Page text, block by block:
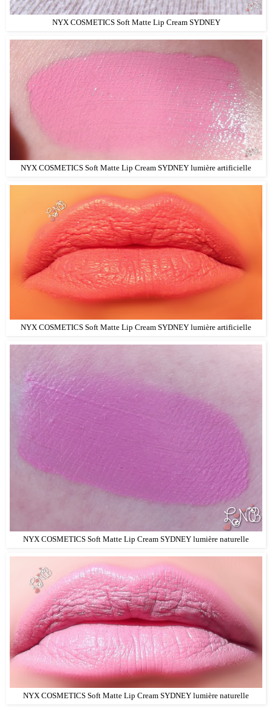
NYX COSMETICS Soft Matte Lip Cream SYDNEY
NYX COSMETICS Soft Matte Lip Cream SYDNEY lumière artificielle
NYX COSMETICS Soft Matte Lip Cream SYDNEY lumière artificielle
NYX COSMETICS Soft Matte Lip Cream SYDNEY lumière naturelle
NYX COSMETICS Soft Matte Lip Cream SYDNEY lumière naturelle